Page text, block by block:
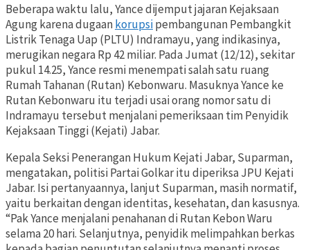
Beberapa waktu lalu, Yance dijemput jajaran Kejaksaan
Agung karena dugaankorupsipembangunan Pembangkit
Listrik Tenaga Uap (PLTU) Indramayu, yang indikasinya,
merugikan negara Rp 42 miliar. Pada Jumat (12/12), sekitar
pukul 14.25, Yance resmi menempati salah satu ruang
Rumah Tahanan (Rutan) Kebonwaru. Masuknya Yance ke
Rutan Kebonwaru itu terjadi usai orang nomor satu di
Indramayu tersebut menjalani pemeriksaan tim Penyidik
Kejaksaan Tinggi (Kejati) Jabar.
Kepala Seksi Penerangan Hukum Kejati Jabar, Suparman,
mengatakan, politisi Partai Golkar itu diperiksa JPU Kejati
Jabar. Isi pertanyaannya, lanjut Suparman, masih normatif,
yaitu berkaitan dengan identitas, kesehatan, dan kasusnya.
“Pak Yance menjalani penahanan di Rutan Kebon Waru
selama 20 hari. Selanjutnya, penyidik melimpahkan berkas